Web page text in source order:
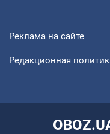
Реклама на сайте
Редакционная